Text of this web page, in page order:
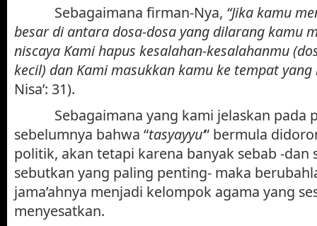
Sebagaimana firman-Nya, “Jika kamu
besar di antara dosa-dosa yang dilarang kamu
niscaya Kami hapus kesalahan-kesalahanmu
kecil) dan Kami masukkan kamu ke tempat
Nisa’: 31).
Sebagaimana yang kami jelaskan pada
sebelumnya bahwa “tasyayyu’” bermula
politik, akan tetapi karena banyak sebab -dan
sebutkan yang paling penting- maka
jama’ahnya menjadi kelompok agama yang
menyesatkan.